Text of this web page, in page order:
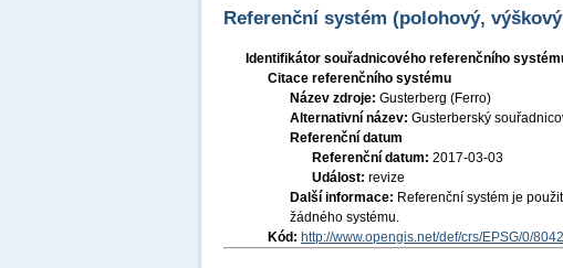
Referenční systém (polohový,
Identifikátor souřadnicového referenčního
Citace referenčního systému
Název zdroje: Gusterberg (Ferro)
Alternativní název: Gusterberský
Referenční datum
Referenční datum: 2017-03-03
Událost: revize
Další informace: Referenční systém je
žádného systému.
Kód: http://www.opengis.net/def/crs/EPSG/0/8042